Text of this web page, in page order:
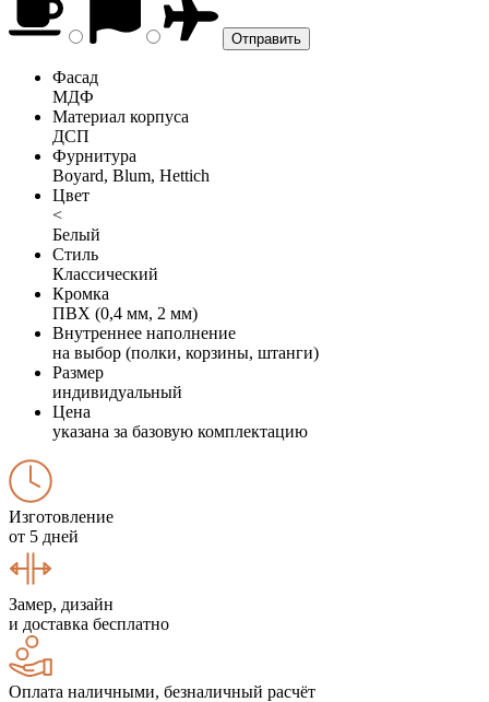
Фасад
МДФ
Материал корпуса
ДСП
Фурнитура
Boyard, Blum, Hettich
Цвет
<
Белый
Стиль
Классический
Кромка
ПВХ (0,4 мм, 2 мм)
Внутреннее наполнение
на выбор (полки, корзины, штанги)
Размер
индивидуальный
Цена
указана за базовую комплектацию
Изготовление
от 5 дней
Замер, дизайн
и доставка бесплатно
Оплата наличными, безналичный расчёт